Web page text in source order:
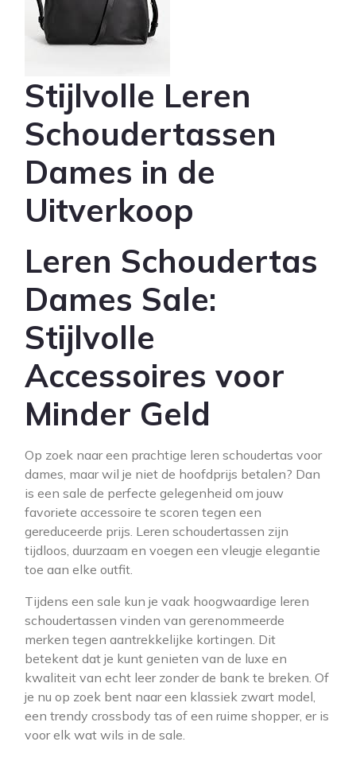
Stijlvolle Leren
Schoudertassen
Dames in de
Uitverkoop
Leren Schoudertas
Dames Sale:
Stijlvolle
Accessoires voor
Minder Geld
Op zoek naar een prachtige leren schoudertas voor
dames, maar wil je niet de hoofdprijs betalen? Dan
is een sale de perfecte gelegenheid om jouw
favoriete accessoire te scoren tegen een
gereduceerde prijs. Leren schoudertassen zijn
tijdloos, duurzaam en voegen een vleugje elegantie
toe aan elke outfit.
Tijdens een sale kun je vaak hoogwaardige leren
schoudertassen vinden van gerenommeerde
merken tegen aantrekkelijke kortingen. Dit
betekent dat je kunt genieten van de luxe en
kwaliteit van echt leer zonder de bank te breken. Of
je nu op zoek bent naar een klassiek zwart model,
een trendy crossbody tas of een ruime shopper, er is
voor elk wat wils in de sale.